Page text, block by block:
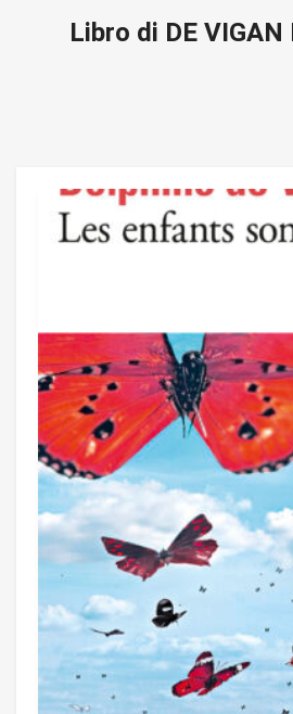
Libro di DE VIGAN